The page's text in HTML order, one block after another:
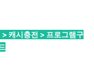
캐시충전 > 프로그램구